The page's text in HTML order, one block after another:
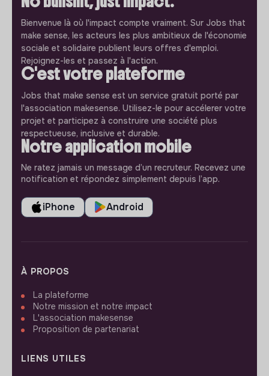
Bienvenue là où l'impact compte vraiment. Sur Jobs that
make sense, les acteurs les plus ambitieux de l'économie
sociale et solidaire publient leurs offres d'emploi.
Rejoignez-les et passez à l'action.
C'est votre plateforme
Jobs that make sense est un service gratuit porté par
l'association makesense. Utilisez-le pour accélerer votre
projet et participez à construire une société plus
respectueuse, inclusive et durable.
Notre application mobile
Ne ratez jamais un message d’un recruteur. Recevez une
notification et répondez simplement depuis l’app.
iPhone Android
À PROPOS
La plateforme
Notre mission et notre impact
L'association makesense
Proposition de partenariat
LIENS UTILES